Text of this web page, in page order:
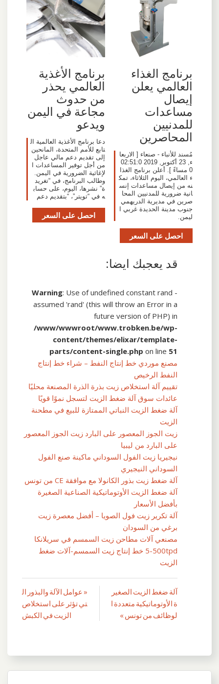
برنامج الغذاء
العالمي يعلن
إيصال
مساعدات
للمدنيين
المحاصرين
مُسند للأنباء - صنعاء [ الاربعا
ء, 23 أكتوبر, 2019 02:51:0
0 مساءً ]. أعلن برنامج الغذا
ء العالمي، اليوم الثلاثاء، تمك
نه من إيصال مساعدات إنس
انية ضرورية للمدنيين المحا
صرين في مديرية الدريهمي
جنوب مدينة الحديدة غربي ا
ليمن.
احصل على السعر
برنامج الأغذية
العالمي يحذر
من حدوث
مجاعة في اليمن
ويدعو
دعا برنامج الأغذية العالمية ال
تابع للأمم المتحدة، المانحين
إلى تقديم دعم مالي عاجل
من أجل توفير المساعدات ا
لإغاثية الضرورية في اليمن.
وطالب البرنامج، في “تغريد
ة” نشرها، اليوم، على حساب
ه في “تويتر”، “بتقديم دعم
احصل على السعر
قد يعجبك ايضا:
Warning: Use of undefined constant rand -
assumed 'rand' (this will throw an Error in a
future version of PHP) in
/www/wwwroot/www.trobken.be/wp-
content/themes/elixar/template-
parts/content-single.php on line 51
مصنع موردي خط إنتاج النفط – شراء خط إنتاج
النفط الرخيص
تقييم آلة استخلاص زيت بذرة الذرة المصنعة محليًا
عائدات سوق آلة ضغط الزيت لتسجل نموًا قويًا
آلة ضغط الزيت النباتي الممتازة للبيع في مطحنة
الزيت
زيت الجوز المعصور على البارد زيت الجوز المعصور
على البارد من ليبيا
نيجيريا زيت الفول السوداني ماكينة صنع الفول
السوداني النيجيري
آلة ضغط زيت بذور الكانولا مع موافقة CE من تونس
آلة ضغط الزيت الأوتوماتيكية الصناعية الصغيرة
بأفضل الأسعار
آلة تكرير زيت فول الصويا – أفضل معصرة زيت
برغي من السودان
مصنعي آلات مطاحن زيت السمسم في سريلانكا
5-500tpd خط إنتاج زيت السمسم-آلات ضغط
الزيت
تصفّح
المقالات
« عوامل الآلة والبذور ال
تي تؤثر على استخلاص
الزيت في الكبش
آلة ضغط الزيت الصغير
ة الأوتوماتيكية متعددة ا
لوظائف من تونس »